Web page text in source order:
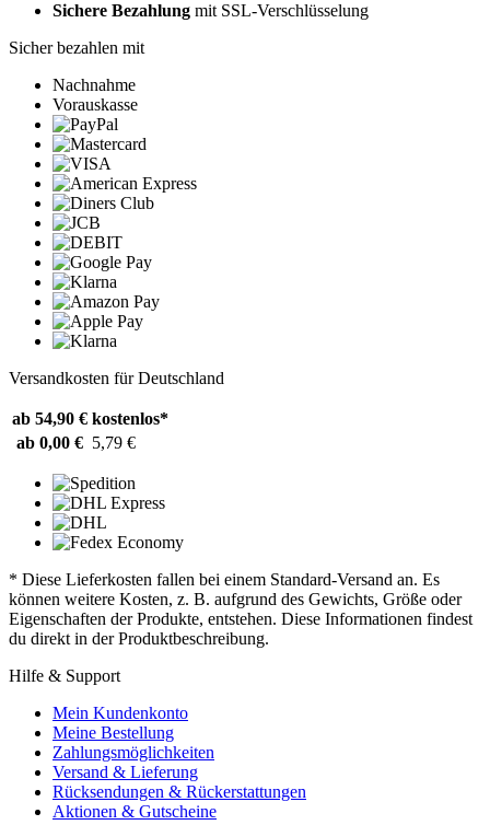
Sichere Bezahlung mit SSL-Verschlüsselung
Sicher bezahlen mit
Nachnahme
Vorauskasse
Versandkosten für Deutschland
ab 54,90 € kostenlos*
ab 0,00 € 5,79 €
* Diese Lieferkosten fallen bei einem Standard-Versand an. Es
können weitere Kosten, z. B. aufgrund des Gewichts, Größe oder
Eigenschaften der Produkte, entstehen. Diese Informationen findest
du direkt in der Produktbeschreibung.
Hilfe & Support
Mein Kundenkonto
Meine Bestellung
Zahlungsmöglichkeiten
Versand & Lieferung
Rücksendungen & Rückerstattungen
Aktionen & Gutscheine